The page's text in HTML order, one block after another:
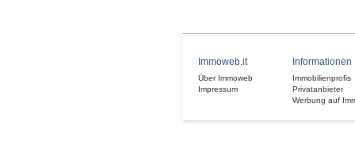
Immoweb.it
Über Immoweb
Impressum
Informationen
Immobilienprofis
Privatanbieter
Werbung auf